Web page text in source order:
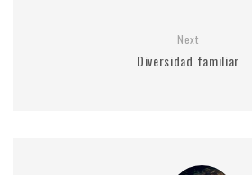
Next
Diversidad familiar